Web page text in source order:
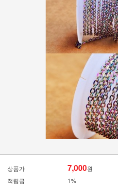
상품가 7,000원
적립금
1%